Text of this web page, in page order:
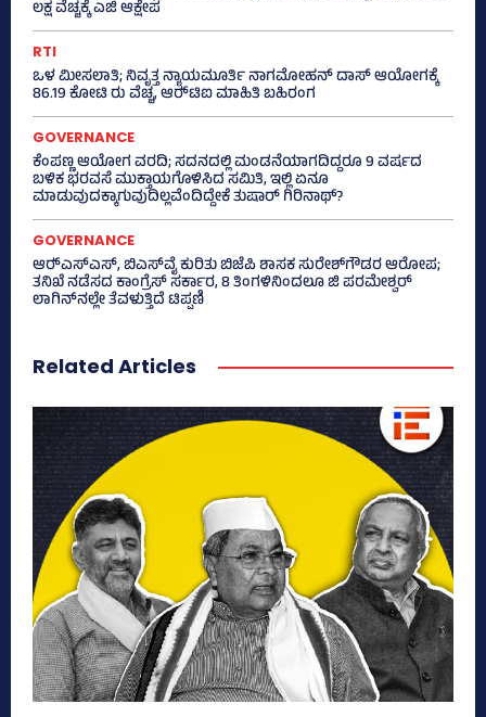
ಲಕ್ಷ ವೆಚ್ಚಕ್ಕೆ ಎಜಿ ಆಕ್ಷೇಪ
RTI
ಒಳ ಮೀಸಲಾತಿ; ನಿವೃತ್ತ ನ್ಯಾಯಮೂರ್ತಿ ನಾಗಮೋಹನ್ ದಾಸ್ ಆಯೋಗಕ್ಕೆ
86.19 ಕೋಟಿ ರು ವೆಚ್ಚ, ಆರ್‍‌ಟಿಐ ಮಾಹಿತಿ ಬಹಿರಂಗ
GOVERNANCE
ಕೆಂಪಣ್ಣ ಆಯೋಗ ವರದಿ; ಸದನದಲ್ಲಿ ಮಂಡನೆಯಾಗದಿದ್ದರೂ 9 ವರ್ಷದ
ಬಳಿಕ ಭರವಸೆ ಮುಕ್ತಾಯಗೊಳಿಸಿದ ಸಮಿತಿ, ಇಲ್ಲಿ ಏನೂ
ಮಾಡುವುದಕ್ಕಾಗುವುದಿಲ್ಲವೆಂದಿದ್ದೇಕೆ ತುಷಾರ್ ಗಿರಿನಾಥ್?
GOVERNANCE
ಆರ್‍‌ಎಸ್‌ಎಸ್‌, ಬಿಎಸ್‌ವೈ ಕುರಿತು ಬಿಜೆಪಿ ಶಾಸಕ ಸುರೇಶ್‌ಗೌಡರ ಆರೋಪ;
ತನಿಖೆ ನಡೆಸದ ಕಾಂಗ್ರೆಸ್‌ ಸರ್ಕಾರ, 8 ತಿಂಗಳಿನಿಂದಲೂ ಜಿ ಪರಮೇಶ್ವರ್
ಲಾಗಿನ್‌ನಲ್ಲೇ ತೆವಳುತ್ತಿದೆ ಟಿಪ್ಪಣಿ
Related Articles